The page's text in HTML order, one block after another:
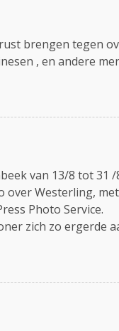
brengen tegen
, en andere
van 13/8 tot
Westerling,
Photo Service.
zich zo ergerde